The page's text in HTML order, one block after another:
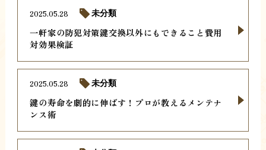
一軒家の防犯対策鍵交換以外にもできること費用
対効果検証
2025.05.28 未分類
鍵の寿命を劇的に伸ばす！プロが教えるメンテナ
ンス術
2025.05.28 未分類